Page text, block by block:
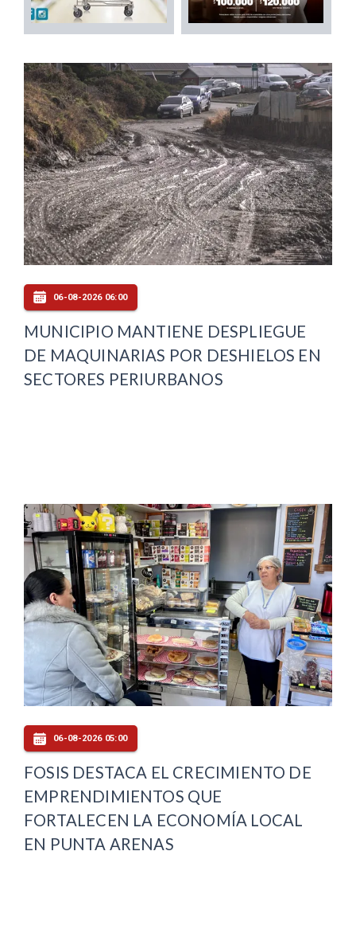
06-08-2026 06:00
MUNICIPIO MANTIENE DESPLIEGUE
DE MAQUINARIAS POR DESHIELOS EN
SECTORES PERIURBANOS
06-08-2026 05:00
FOSIS DESTACA EL CRECIMIENTO DE
EMPRENDIMIENTOS QUE
FORTALECEN LA ECONOMÍA LOCAL
EN PUNTA ARENAS